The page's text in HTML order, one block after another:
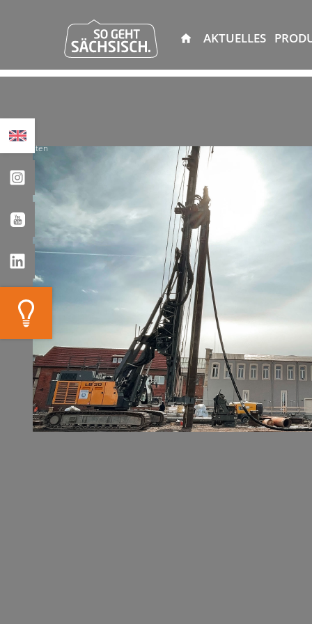
AKTUELLES
Mieten